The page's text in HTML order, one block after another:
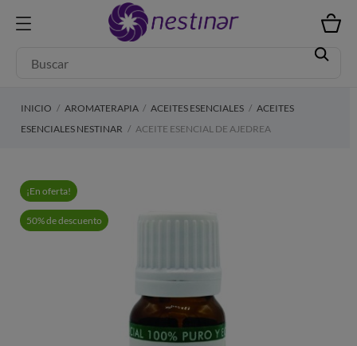
INICIO AROMATERAPIA ACEITES ESENCIALES
ACEITES
ESENCIALES NESTINAR
ACEITE ESENCIAL DE AJEDREA
¡En oferta!
50% de descuento